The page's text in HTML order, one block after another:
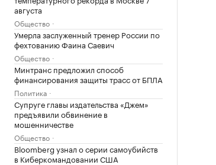
августа
Общество
Умерла заслуженный тренер России по
фехтованию Фаина Саевич
Общество
Минтранс предложил способ
финансирования защиты трасс от БПЛА
Политика
Супруге главы издательства «Джем»
предъявили обвинение в
мошенничестве
Общество
Bloomberg узнал о серии самоубийств
в Киберкомандовании США